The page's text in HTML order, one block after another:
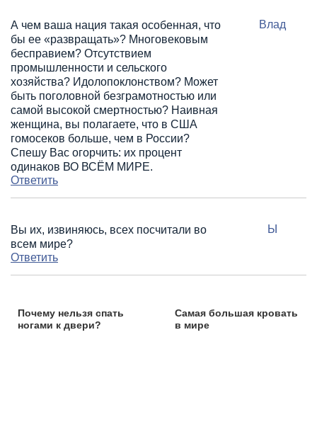
А чем ваша нация такая особенная, что
бы ее «развращать»? Многовековым
бесправием? Отсутствием
промышленности и сельского
хозяйства? Идолопоклонством? Может
быть поголовной безграмотностью или
самой высокой смертностью? Наивная
женщина, вы полагаете, что в США
гомосеков больше, чем в России?
Спешу Вас огорчить: их процент
одинаков ВО ВСЁМ МИРЕ.
Влад
Ответить
Вы их, извиняюсь, всех посчитали во
всем мире?
Ы
Ответить
Почему нельзя спать
ногами к двери?
Самая большая кровать
в мире